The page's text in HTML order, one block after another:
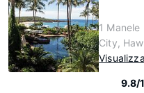
1 Manele
City,
9.8/